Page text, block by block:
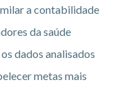
a contabilidade
da saúde
dados analisados
metas mais